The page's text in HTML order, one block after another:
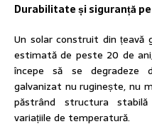
Durabilitate și siguranță
Un solar construit din țeavă
estimată de peste 20 de
începe să se degradeze
galvanizat nu ruginește, nu
păstrând structura
variațiile de temperatură.